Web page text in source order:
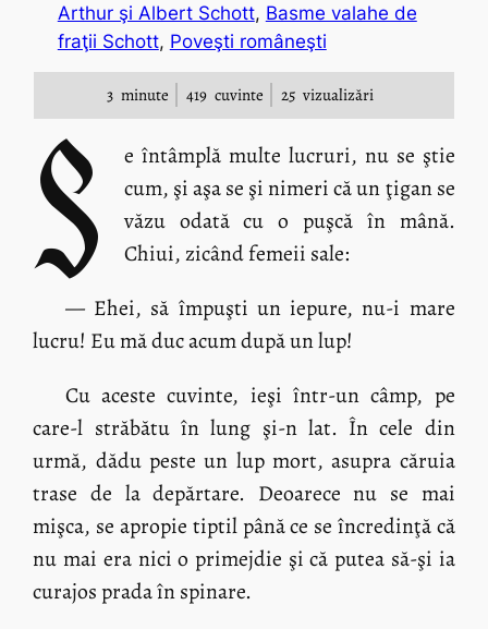
Arthur şi Albert Schott, Basme valahe de
fraţii Schott, Poveşti româneşti
3 minute 419 cuvinte 25 vizualizări
S
e întâmplă multe lucruri, nu se ştie
cum, şi aşa se şi nimeri că un ţigan se
văzu odată cu o puşcă în mână.
Chiui, zicând femeii sale:
— Ehei, să împuşti un iepure, nu-i mare
lucru! Eu mă duc acum după un lup!
Cu aceste cuvinte, ieşi într-un câmp, pe
care-l străbătu în lung şi-n lat. În cele din
urmă, dădu peste un lup mort, asupra căruia
trase de la depărtare. Deoarece nu se mai
mişca, se apropie tiptil până ce se încredinţă că
nu mai era nici o primejdie şi că putea să-şi ia
curajos prada în spinare.